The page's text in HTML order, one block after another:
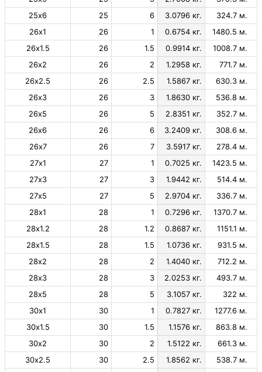
25х6
25 6 3.0796 кг.
324.7 м.
26х1
26 1 0.6754 кг.
1480.5 м.
26х1.5
26 1.5 0.9914 кг.
1008.7 м.
26х2
26 2 1.2958 кг.
771.7 м.
26х2.5
26 2.5 1.5867 кг.
630.3 м.
26х3
26 3 1.8630 кг.
536.8 м.
26х5
26 5 2.8351 кг.
352.7 м.
26х6
26 6 3.2409 кг.
308.6 м.
26х7
26 7 3.5917 кг.
278.4 м.
27х1
27 1 0.7025 кг.
1423.5 м.
27х3
27 3 1.9442 кг.
514.4 м.
27х5
27 5 2.9704 кг.
336.7 м.
28х1
28 1 0.7296 кг.
1370.7 м.
28х1.2
28 1.2 0.8687 кг.
1151.1 м.
28х1.5
28 1.5 1.0736 кг.
931.5 м.
28х2
28 2 1.4040 кг.
712.2 м.
28х3
28 3 2.0253 кг.
493.7 м.
28х5
28 5 3.1057 кг.
322 м.
30х1
30 1 0.7827 кг.
1277.6 м.
30х1.5
30 1.5 1.1576 кг.
863.8 м.
30х2
30 2 1.5122 кг.
661.3 м.
30х2.5
30 2.5 1.8562 кг.
538.7 м.